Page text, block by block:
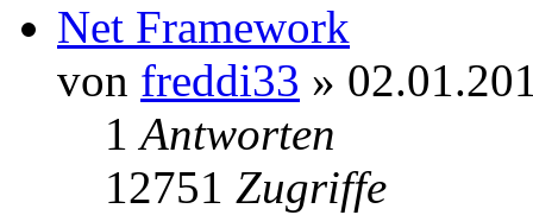
Net Framework
von freddi33 »
1Antworten
12751 Zugriffe